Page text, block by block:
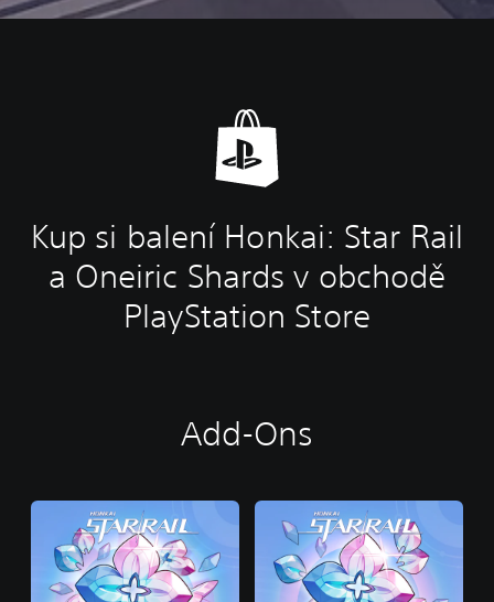
Kup si balení Honkai: Star Rail
a Oneiric Shards v obchodě
PlayStation Store
Add-Ons